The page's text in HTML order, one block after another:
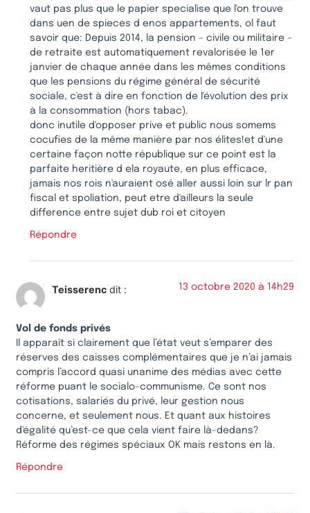
vaut pas plus que le papier specialise que l'on trouve
dans uen de spieces d enos appartements, ol faut
savoir que: Depuis 2014, la pension – civile ou militaire –
de retraite est automatiquement revalorisée le 1er
janvier de chaque année dans les mêmes conditions
que les pensions du régime général de sécurité
sociale, c'est à dire en fonction de l'évolution des prix
à la consommation (hors tabac).
donc inutile d'opposer prive et public nous somems
cocufies de la même manière par nos élites!et d'une
certaine façon notte république sur ce point est la
parfaite heritière d ela royaute, en plus efficace,
jamais nos rois n'auraient osé aller aussi loin sur lr pan
fiscal et spoliation, peut etre d'ailleurs la seule
difference entre sujet dub roi et citoyen
Répondre
Teisserenc dit : 13 octobre 2020 à 14h29
Vol de fonds privés
Il apparaît si clairement que l’état veut s’emparer des
réserves des caisses complémentaires que je n’ai jamais
compris l’accord quasi unanime des médias avec cette
réforme puant le socialo-communisme. Ce sont nos
cotisations, salariés du privé, leur gestion nous
concerne, et seulement nous. Et quant aux histoires
d'égalité qu’est-ce que cela vient faire là-dedans?
Réforme des régimes spéciaux OK mais restons en là.
Répondre